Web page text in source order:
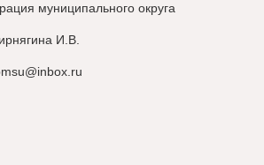
муниципального округа
И.В.